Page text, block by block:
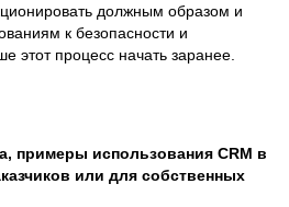
должным образом и
к безопасности и
этот процесс начать заранее.
примеры использования CRM в
или для собственных